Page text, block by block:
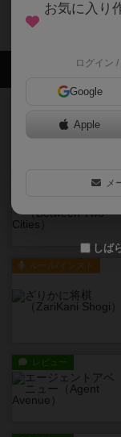
小
ルール/インスト
レビュー
お気に入り
ログイン /
Google
Apple
メ
しば